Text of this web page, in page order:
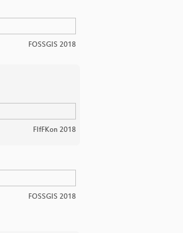
FOSSGIS 2018
FIfFKon 2018
FOSSGIS 2018